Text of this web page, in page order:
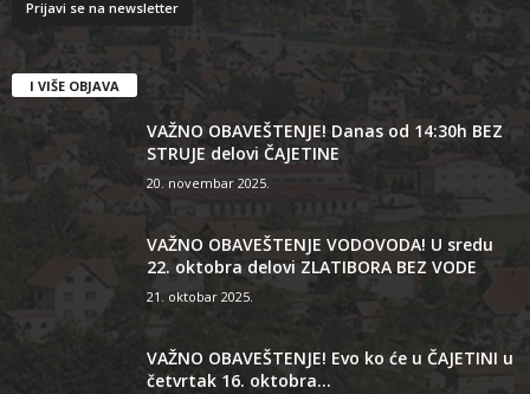
I VIŠE OBJAVA
VAŽNO OBAVEŠTENJE! Danas od 14:30h BEZ
STRUJE delovi ČAJETINE
20. novembar 2025.
VAŽNO OBAVEŠTENJE VODOVODA! U sredu
22. oktobra delovi ZLATIBORA BEZ VODE
21. oktobar 2025.
VAŽNO OBAVEŠTENJE! Evo ko će u ČAJETINI u
četvrtak 16. oktobra...